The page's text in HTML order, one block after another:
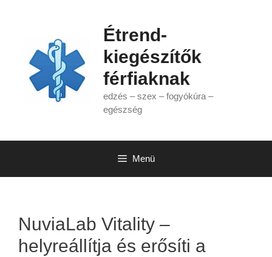
Étrend-
kiegészítők
férfiaknak
edzés – szex – fogyókúra –
egészség
Menü
NuviaLab Vitality –
helyreállítja és erősíti a